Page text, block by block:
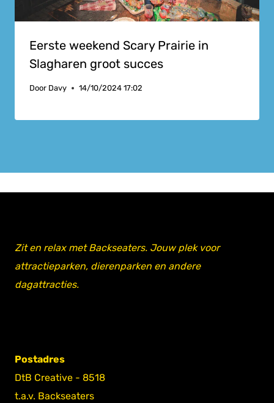
Eerste weekend Scary Prairie in
Slagharen groot succes
Door Davy 14/10/2024 17:02
Zit en relax met Backseaters. Jouw plek voor
attractieparken, dierenparken en andere
dagattracties.
Postadres
DtB Creative - 8518
t.a.v. Backseaters